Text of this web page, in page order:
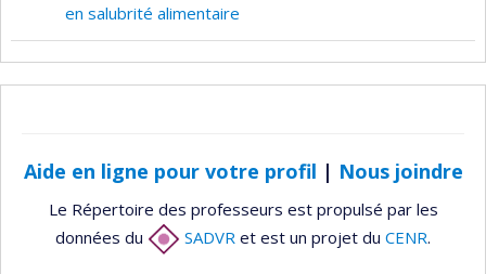
en salubrité alimentaire
Aide en ligne pour votre profil | Nous joindre
Le Répertoire des professeurs est propulsé par les
données du
SADVR et est un projet du CENR.